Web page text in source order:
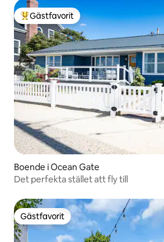
Populär gästfavorit
Gästfavorit
Boende i Ocean Gate
Det perfekta stället att fly till
Gästfavorit
Gästfavorit